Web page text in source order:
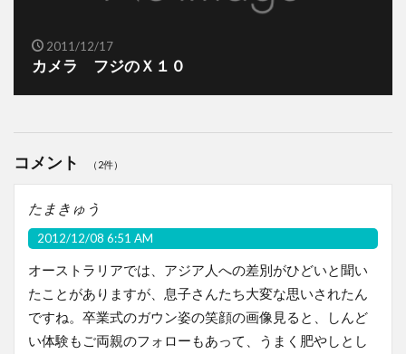
2011/12/17
カメラ フジのＸ１０
コメント （2件）
たまきゅう
2012/12/08 6:51 AM
オーストラリアでは、アジア人への差別がひどいと聞い
たことがありますが、息子さんたち大変な思いされたん
ですね。卒業式のガウン姿の笑顔の画像見ると、しんど
い体験もご両親のフォローもあって、うまく肥やしとし